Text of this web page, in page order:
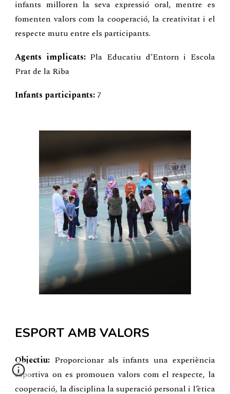
infants milloren la seva expressió oral, mentre es
fomenten valors com la cooperació, la creativitat i el
respecte mutu entre els participants.
Agents implicats:Pla Educatiu d’Entorn i Escola
Prat de la Riba
Infants participants: 7
ESPORT AMB VALORS
Objectiu: Proporcionar als infants una experiència
esportiva on es promouen valors com el respecte, la
cooperació, la disciplina la superació personal i l’ètica